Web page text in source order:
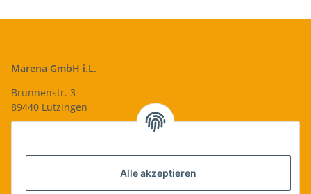
Alle akzeptieren
Marena GmbH i.L.
Brunnenstr. 3
89440 Lutzingen